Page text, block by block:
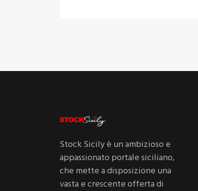
Stock Sicily è un ambizioso e
appassionato portale siciliano,
che mette a disposizione una
vasta e crescente offerta di